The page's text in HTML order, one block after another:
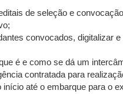
de seleção e
convocados, digitalizar e
é e como se dá um
contratada para
até o embarque para o